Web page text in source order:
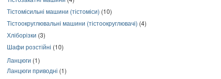
Тістомісильні машини (тістоміси) (10)
Тістоокруглювальні машини (тістоокруглювачі) (4)
Хліборізки (3)
Шафи розстійні (10)
Ланцюги (1)
Ланцюги приводні (1)